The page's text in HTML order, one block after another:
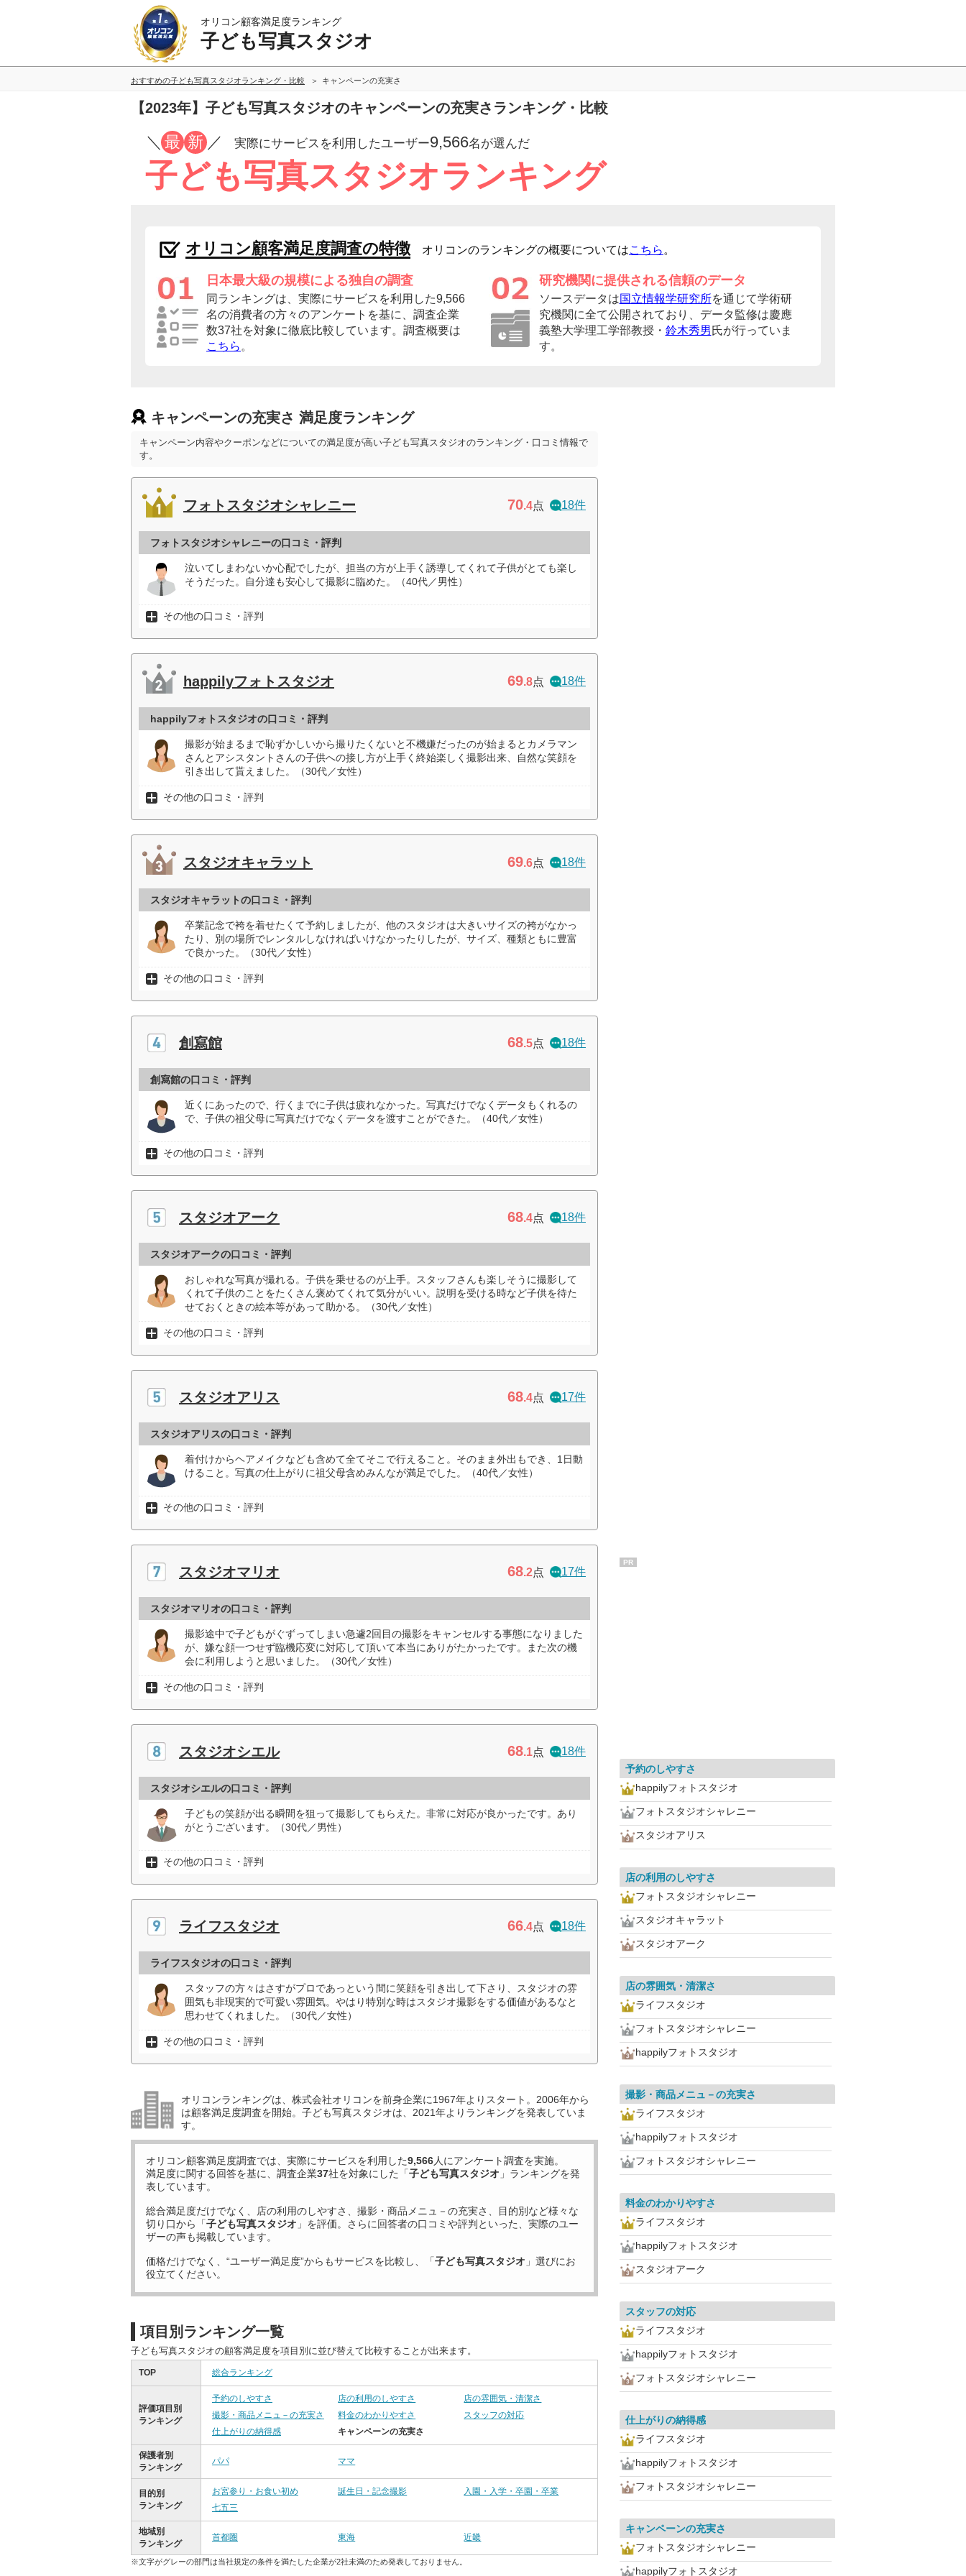
オリコン顧客満足度ランキング
子ども写真スタジオ
おすすめの子ども写真スタジオランキング・比較 キャンペーンの充実さ
【2023年】子ども写真スタジオのキャンペーンの充実さランキング・比較
／ 最 新 ／ 実際にサービスを利用したユーザー9,566名が選んだ
子ども写真スタジオランキング
オリコン顧客満足度調査の特徴 オリコンのランキングの概要についてはこちら 。
日本最大級の規模による独自の調査
同ランキングは、実際にサービスを利用した9,566
名の消費者の方々のアンケートを基に、調査企業
数37社を対象に徹底比較しています。調査概要は
こちら 。
研究機関に提供される信頼のデータ
ソースデータは国立情報学研究所を通じて学術研
究機関に全て公開されており、データ監修は慶應
義塾大学理工学部教授・ 鈴木秀男 氏が行っていま
す。
キャンペーンの充実さ 満足度ランキング
キャンペーン内容やクーポンなどについての満足度が高い子ども写真スタジオのランキング・口コミ情報で
す。
フォトスタジオシャレニー 70.4点 18件
フォトスタジオシャレニーの口コミ・評判
泣いてしまわないか心配でしたが、担当の方が上手く誘導してくれて子供がとても楽し
そうだった。自分達も安心して撮影に臨めた。（40代／男性）
その他の口コミ・評判
happilyフォトスタジオ 69.8点 18件
happilyフォトスタジオの口コミ・評判
撮影が始まるまで恥ずかしいから撮りたくないと不機嫌だったのが始まるとカメラマン
さんとアシスタントさんの子供への接し方が上手く終始楽しく撮影出来、自然な笑顔を
引き出して貰えました。（30代／女性）
その他の口コミ・評判
スタジオキャラット 69.6点 18件
スタジオキャラットの口コミ・評判
卒業記念で袴を着せたくて予約しましたが、他のスタジオは大きいサイズの袴がなかっ
たり、別の場所でレンタルしなければいけなかったりしたが、サイズ、種類ともに豊富
で良かった。（30代／女性）
その他の口コミ・評判
創寫館 68.5点 18件
創寫館の口コミ・評判
近くにあったので、行くまでに子供は疲れなかった。写真だけでなくデータもくれるの
で、子供の祖父母に写真だけでなくデータを渡すことができた。（40代／女性）
その他の口コミ・評判
スタジオアーク 68.4点 18件
スタジオアークの口コミ・評判
おしゃれな写真が撮れる。子供を乗せるのが上手。スタッフさんも楽しそうに撮影して
くれて子供のことをたくさん褒めてくれて気分がいい。説明を受ける時など子供を待た
せておくときの絵本等があって助かる。（30代／女性）
その他の口コミ・評判
スタジオアリス 68.4点 17件
スタジオアリスの口コミ・評判
着付けからヘアメイクなども含めて全てそこで行えること。そのまま外出もでき、1日動
けること。写真の仕上がりに祖父母含めみんなが満足でした。（40代／女性）
その他の口コミ・評判
スタジオマリオ 68.2点 17件
スタジオマリオの口コミ・評判
撮影途中で子どもがぐずってしまい急遽2回目の撮影をキャンセルする事態になりました
が、嫌な顔一つせず臨機応変に対応して頂いて本当にありがたかったです。また次の機
会に利用しようと思いました。（30代／女性）
その他の口コミ・評判
スタジオシエル 68.1点 18件
スタジオシエルの口コミ・評判
子どもの笑顔が出る瞬間を狙って撮影してもらえた。非常に対応が良かったです。あり
がとうございます。（30代／男性）
その他の口コミ・評判
ライフスタジオ 66.4点 18件
ライフスタジオの口コミ・評判
スタッフの方々はさすがプロであっという間に笑顔を引き出して下さり、スタジオの雰
囲気も非現実的で可愛い雰囲気。やはり特別な時はスタジオ撮影をする価値があるなと
思わせてくれました。（30代／女性）
その他の口コミ・評判
オリコンランキングは、株式会社オリコンを前身企業に1967年よりスタート。2006年から
は顧客満足度調査を開始。子ども写真スタジオは、2021年よりランキングを発表していま
す。
オリコン顧客満足度調査では、実際にサービスを利用した9,566人にアンケート調査を実施。
満足度に関する回答を基に、調査企業37社を対象にした「子ども写真スタジオ 」ランキングを発
表しています。
総合満足度だけでなく、店の利用のしやすさ、撮影・商品メニュ－の充実さ、目的別など様々な
切り口から「子ども写真スタジオ 」を評価。さらに回答者の口コミや評判といった、実際のユー
ザーの声も掲載しています。
価格だけでなく、“ユーザー満足度”からもサービスを比較し、「子ども写真スタジオ 」選びにお
役立てください。
項目別ランキング一覧
子ども写真スタジオの顧客満足度を項目別に並び替えて比較することが出来ます。
TOP 総合ランキング
評価項目別
ランキング
予約のしやすさ 店の利用のしやすさ
店の雰囲気・清潔さ
撮影・商品メニュ－の充実さ
料金のわかりやすさ
スタッフの対応
仕上がりの納得感
キャンペーンの充実さ
保護者別
ランキング
パパ ママ
目的別
ランキング
お宮参り・お食い初め 誕生日・記念撮影
入園・入学・卒園・卒業
七五三
地域別
ランキング
首都圏 東海 近畿
※文字がグレーの部門は当社規定の条件を満たした企業が2社未満のため発表しておりません。
PR
予約のしやすさ
happilyフォトスタジオ
フォトスタジオシャレニー
スタジオアリス
店の利用のしやすさ
フォトスタジオシャレニー
スタジオキャラット
スタジオアーク
店の雰囲気・清潔さ
ライフスタジオ
フォトスタジオシャレニー
happilyフォトスタジオ
撮影・商品メニュ－の充実さ
ライフスタジオ
happilyフォトスタジオ
フォトスタジオシャレニー
料金のわかりやすさ
ライフスタジオ
happilyフォトスタジオ
スタジオアーク
スタッフの対応
ライフスタジオ
happilyフォトスタジオ
フォトスタジオシャレニー
仕上がりの納得感
ライフスタジオ
happilyフォトスタジオ
フォトスタジオシャレニー
キャンペーンの充実さ
フォトスタジオシャレニー
happilyフォトスタジオ